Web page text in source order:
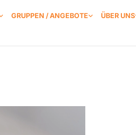
GRUPPEN / ANGEBOTE ÜBER UNS